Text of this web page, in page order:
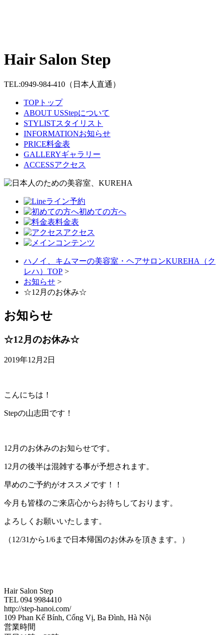
Hair Salon Step
TEL:0949-984-410 （日本人直通）
TOP トップ
ABOUT USStepについて
STYLISTスタイリスト
INFORMATIONお知らせ
PRICE料金表
GALLERYギャラリー
ACCESSアクセス
ライン予約
初めての方へ
料金表
アクセス
ハノイ、キムマーの美容室・ヘアサロンKUREHA（ク
レハ）TOP >
お知らせ >
☆12月のお休み☆
お知らせ
☆12月のお休み☆
2019年12月2日
こんにちは！
Stepの山志田です！
12月のお休みのお知らせです。
12月の後半は混雑する事が予想されます。
早めのご予約がオススメです！！
今月も皆様のご来店心からお待ちしております。
よろしくお願いいたします。
（12/31から1/6まで日本帰国のお休みを頂きます。）
Hair Salon Step
TEL‭ 094 9984410‬
http://step-hanoi.com/
109 Phan Kế Bính, Cống Vị, Ba Đình, Hà Nội
営業時間